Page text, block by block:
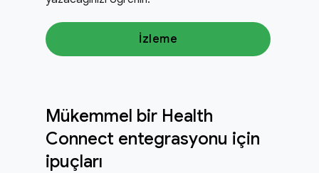
İzleme
Mükemmel bir Health
Connect entegrasyonu için
ipuçları